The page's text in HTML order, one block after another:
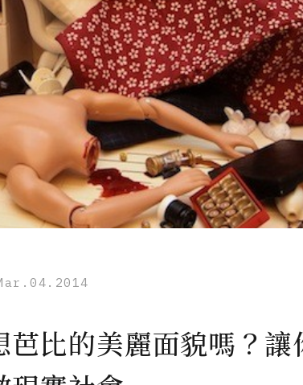
芭比的美麗面貌嗎？讓